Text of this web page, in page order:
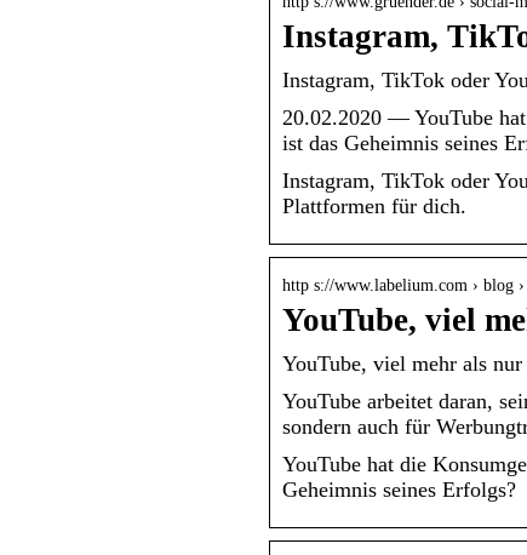
Instagram,
Instagram, TikTok oder
20.02.2020 — YouTube
ist das Geheimnis seines
Instagram, TikTok oder
Plattformen für dich.
http s://www.labelium.com › blog
YouTube, viel
YouTube, viel mehr als
YouTube arbeitet daran,
sondern auch für
YouTube hat die
Geheimnis seines Erfolgs?